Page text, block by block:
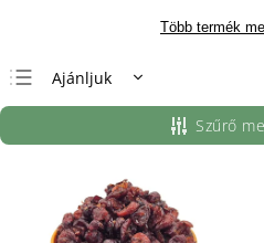
Több termék
Ajánljuk
Legolcsóbb elöl
Legdrágább
termékek
ABC szerint
Szűrő